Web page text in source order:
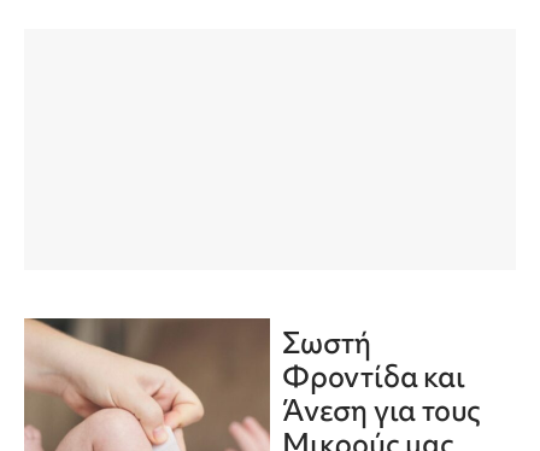
Σωστή
Φροντίδα και
Άνεση για τους